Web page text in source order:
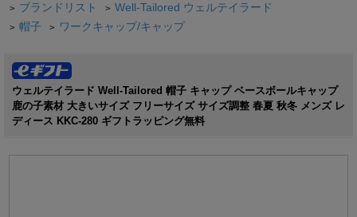
> ブランドリスト > Well-Tailored ウェルテイラード
> 帽子 > ワークキャップ/キャップ
ウェルテイラード Well-Tailored 帽子 キャップ ベースボールキャップ
鹿の子素材 大きいサイズ フリーサイズ サイズ調整 春夏 秋冬 メンズ レ
ディース KKC-280 ギフトラッピング無料